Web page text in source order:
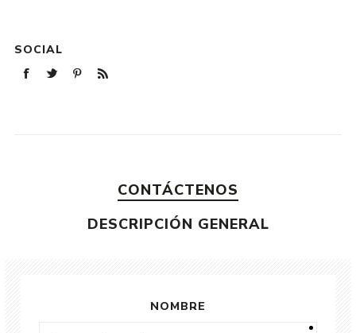
SOCIAL
CONTÁCTENOS
DESCRIPCIÓN GENERAL
NOMBRE